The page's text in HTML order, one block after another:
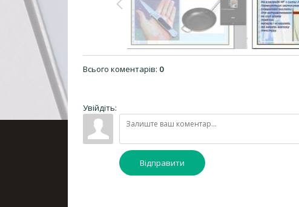
Всього коментарів: 0
Увійдіть:
Відправити